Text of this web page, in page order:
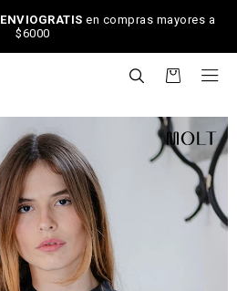
ENVIOGRATIS en compras mayores a
$6000
